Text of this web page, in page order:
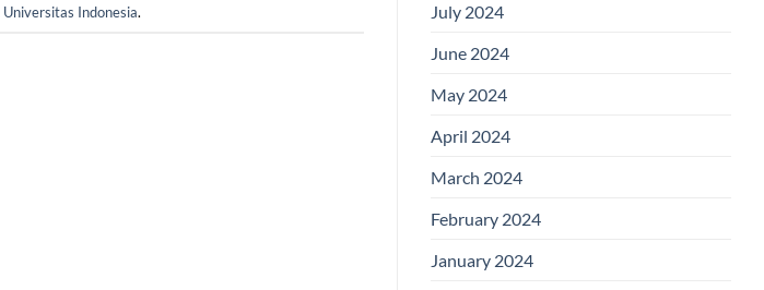
Universitas Indonesia.
July 2024
June 2024
May 2024
April 2024
March 2024
February 2024
January 2024